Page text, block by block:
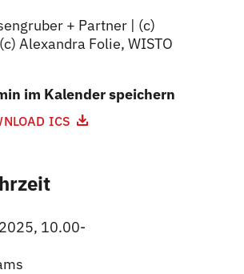
+ Partner | (c)
Alexandra Folie, WISTO
im Kalender speichern
ICS
10.00-